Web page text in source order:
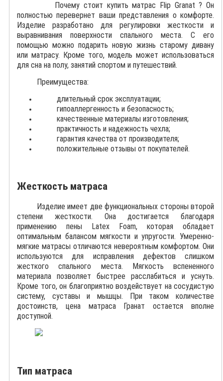
Почему стоит купить матрас Flip Granat ? Он
полностью перевернет ваши представления о комфорте.
Изделие разработано для регулировки жесткости и
выравнивания поверхности спального места. С его
помощью можно подарить новую жизнь старому дивану
или матрасу. Кроме того, модель может использоваться
для сна на полу, занятий спортом и путешествий.
Преимущества:
длительный срок эксплуатации;
гипоаллергенность и безопасность;
качественные материалы изготовления;
практичность и надежность чехла;
гарантия качества от производителя;
положительные отзывы от покупателей.
Жесткость матраса
Изделие имеет две функциональных стороны второй
степени жесткости. Она достигается благодаря
применению пены Latex Foam, которая обладает
оптимальным балансом мягкости и упругости. Умеренно-
мягкие матрасы отличаются невероятным комфортом. Они
используются для исправления дефектов слишком
жесткого спального места. Мягкость вспененного
материала позволяет быстрее расслабиться и уснуть.
Кроме того, он благоприятно воздействует на сосудистую
систему, суставы и мышцы. При таком количестве
достоинств, цена матраса Гранат остается вполне
доступной.
Тип матраса